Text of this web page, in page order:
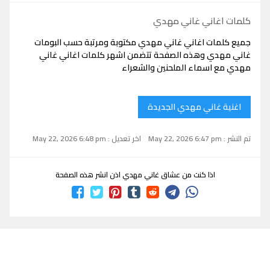
كلمات اغاني غاني مهدي
جميع كلمات اغاني غاني مهدي مكتوبة ومرتبة حسب البومات
غاني مهدي وهذه الصفحة تتضمن اشهر كلمات اغاني غاني
مهدي مع اسماء الملحنين والشعراء
اغنية غاني مهدي الجديدة
تم النشر : May 22, 2026 6:47 pm اخر تعديل : May 22, 2026 6:48 pm
اذا كنت من عشاق غاني مهدي اذن انشر هذه الصفحة